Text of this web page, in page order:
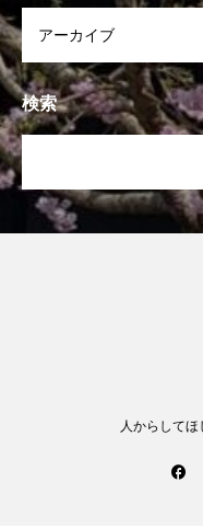
検索
人からして